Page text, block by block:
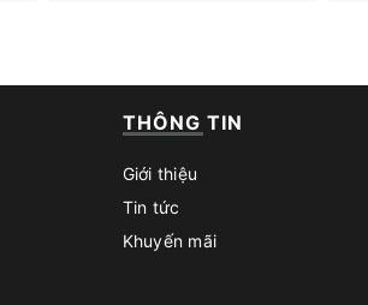
THÔNG TIN
Giới thiệu
Tin tức
Khuyến mãi